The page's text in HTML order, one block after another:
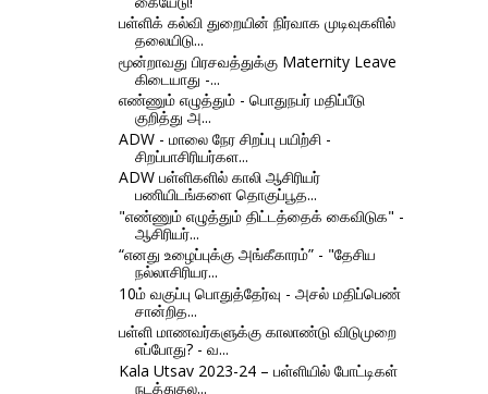
பள்ளிக் கல்வி துறையின் நிர்வாக முடிவுகளில்
தலையிடு...
மூன்றாவது பிரசவத்துக்கு Maternity Leave
கிடையாது -...
எண்ணும் எழுத்தும் - பொதுநபர் மதிப்பீடு
குறித்து அ...
ADW - மாலை நேர சிறப்பு பயிற்சி -
சிறப்பாசிரியர்கள...
ADW பள்ளிகளில் காலி ஆசிரியர்
பணியிடங்களை தொகுப்பூத...
"எண்ணும் எழுத்தும் திட்டத்தைக் கைவிடுக" -
ஆசிரியர்...
“எனது உழைப்புக்கு அங்கீகாரம்” - "தேசிய
நல்லாசிரியர...
10ம் வகுப்பு பொதுத்தேர்வு - அசல் மதிப்பெண்
சான்றித...
பள்ளி மாணவர்களுக்கு காலாண்டு விடுமுறை
எப்போது? - வ...
Kala Utsav 2023-24 – பள்ளியில் போட்டிகள்
நடத்துதல...